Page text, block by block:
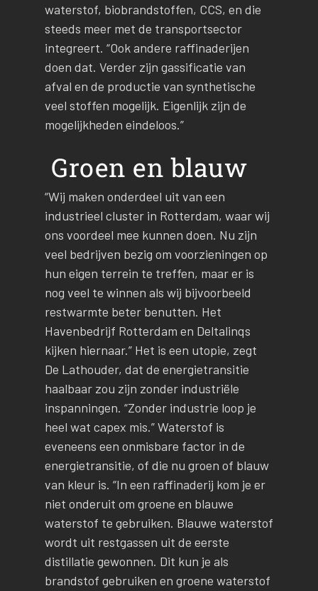
waterstof, biobrandstoffen, CCS, en die
steeds meer met de transportsector
integreert. “Ook andere raffinaderijen
doen dat. Verder zijn gassificatie van
afval en de productie van synthetische
veel stoffen mogelijk. Eigenlijk zijn de
mogelijkheden eindeloos.”
Groen en blauw
“Wij maken onderdeel uit van een
industrieel cluster in Rotterdam, waar wij
ons voordeel mee kunnen doen. Nu zijn
veel bedrijven bezig om voorzieningen op
hun eigen terrein te treffen, maar er is
nog veel te winnen als wij bijvoorbeeld
restwarmte beter benutten. Het
Havenbedrijf Rotterdam en Deltalinqs
kijken hiernaar.” Het is een utopie, zegt
De Lathouder, dat de energietransitie
haalbaar zou zijn zonder industriële
inspanningen. “Zonder industrie loop je
heel wat capex mis.” Waterstof is
eveneens een onmisbare factor in de
energietransitie, of die nu groen of blauw
van kleur is. “In een raffinaderij kom je er
niet onderuit om groene en blauwe
waterstof te gebruiken. Blauwe waterstof
wordt uit restgassen uit de eerste
distillatie gewonnen. Dit kun je als
brandstof gebruiken en groene waterstof